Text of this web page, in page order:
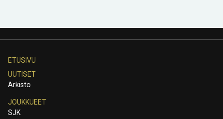
ETUSIVU
UUTISET
Arkisto
JOUKKUEET
SJK